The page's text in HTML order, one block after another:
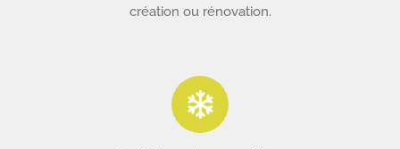
création ou rénovation.